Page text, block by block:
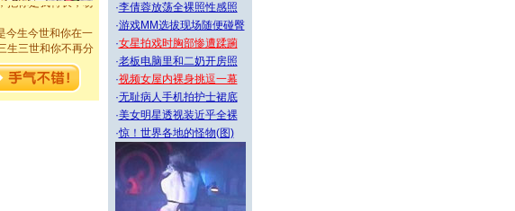
生今世和你在一
三世和你不再分
我身后无助地哭
抱住你：这猪不
·李倩蓉放荡全裸照性感照
·游戏MM选拔现场随便碰臀
·女星拍戏时胸部惨遭蹂躏
·老板电脑里和二奶开房照
·视频女屋内裸身挑逗一幕
·无耻病人手机拍护士裙底
·美女明星透视装近乎全裸
·惊！世界各地的怪物(图)